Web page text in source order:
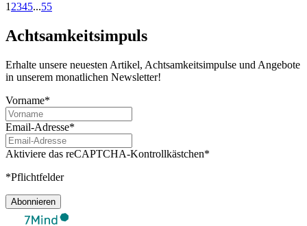
1 2345...55
Achtsamkeitsimpuls
Erhalte unsere neuesten Artikel, Achtsamkeitsimpulse und Angebote
in unserem monatlichen Newsletter!
Vorname*
Email-Adresse*
Aktiviere das reCAPTCHA-Kontrollkästchen*
*Pflichtfelder
Abonnieren